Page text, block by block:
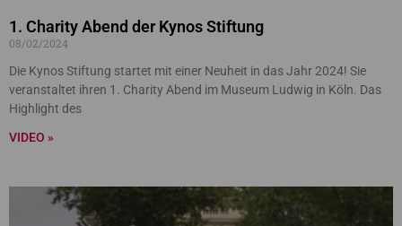
1. Charity Abend der Kynos Stiftung
08/02/2024
Die Kynos Stiftung startet mit einer Neuheit in das Jahr 2024! Sie
veranstaltet ihren 1. Charity Abend im Museum Ludwig in Köln. Das
Highlight des
VIDEO »